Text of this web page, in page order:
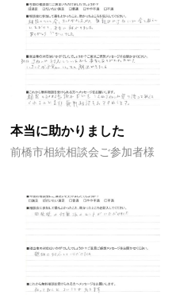
本当に助かりました
前橋市相続相談会ご参加者様